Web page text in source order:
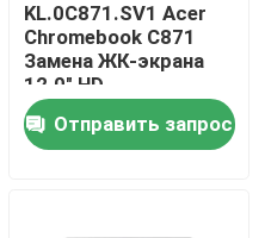
KL.0C871.SV1 Acer
Chromebook C871
Замена ЖК-экрана
12.0" HD
Неприкосновение
B120XAN01.0
Отправить запрос